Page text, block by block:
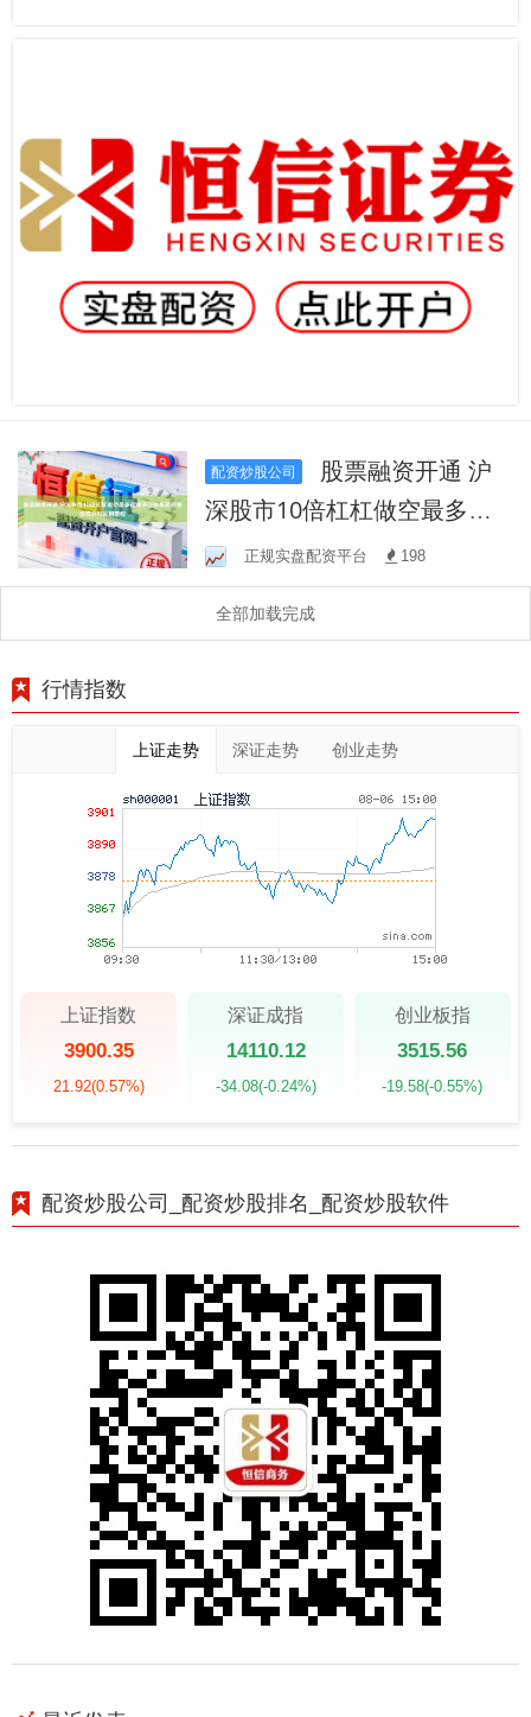
配资炒股公司
深股市10倍杠杠做空最多能
赚多少的策略权重动态分配
周期错配
正规实盘配资平台 198
全部加载完成
行情指数
上证走势 深证走势 创业走势
上证指数
3900.35
21.92(0.57%)
深证成指
14110.12
-34.08(-0.24%)
创业板指
3515.56
-19.58(-0.55%)
配资炒股公司_配资炒股排名_配资炒股软件